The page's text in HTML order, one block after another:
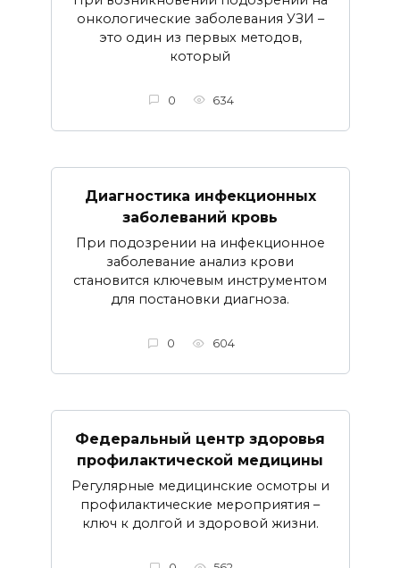
онкологические заболевания УЗИ –
это один из первых методов,
который
0 634
Диагностика инфекционных
заболеваний кровь
При подозрении на инфекционное
заболевание анализ крови
становится ключевым инструментом
для постановки диагноза.
0 604
Федеральный центр здоровья
профилактической медицины
Регулярные медицинские осмотры и
профилактические мероприятия –
ключ к долгой и здоровой жизни.